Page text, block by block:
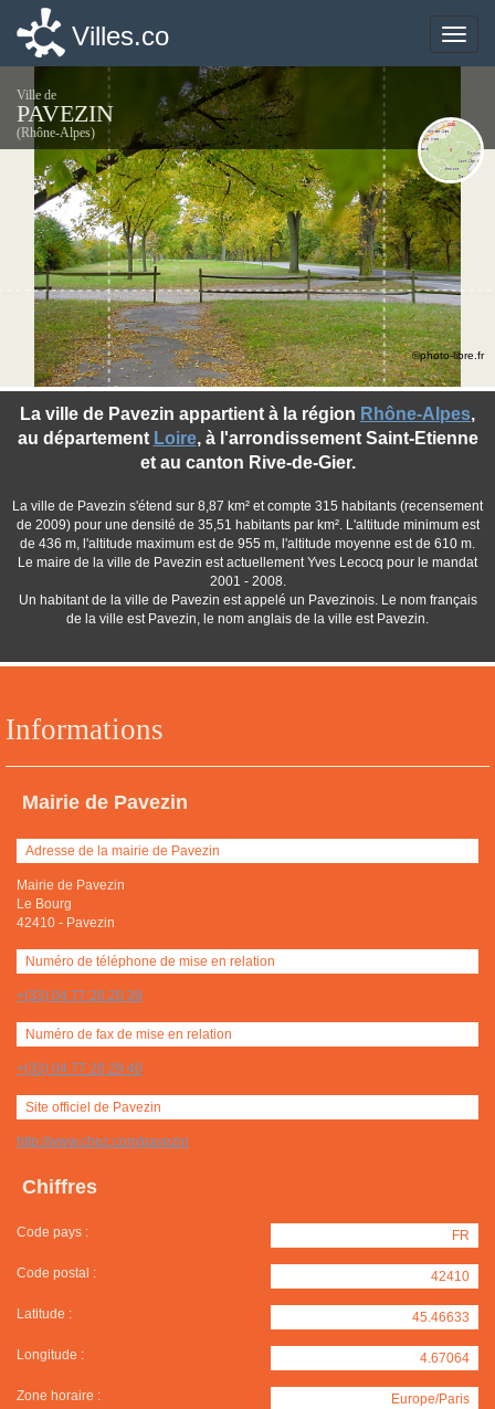
Toggle
Villes.co
Ville de
PAVEZIN
(Rhône-Alpes)
Informations
Mairie de Pavezin
Adresse de la mairie de Pavezin
Mairie de Pavezin
Le Bourg
42410 - Pavezin
Numéro de téléphone de mise en relation
+(33) 04 77 20 20 39
Numéro de fax de mise en relation
+(33) 04 77 20 29 40
Site officiel de Pavezin
http://www.chez.com/pavezin
Chiffres
Code pays : FR
Code postal : 42410
Latitude : 45.46633
Longitude : 4.67064
Zone horaire : Europe/Paris
La ville de Pavezin appartient à la région Rhône-Alpes,
au département Loire, à l'arrondissement Saint-Etienne
et au canton Rive-de-Gier.
La ville de Pavezin s'étend sur 8,87 km² et compte 315 habitants (recensement
de 2009) pour une densité de 35,51 habitants par km². L'altitude minimum est
de 436 m, l'altitude maximum est de 955 m, l'altitude moyenne est de 610 m.
Le maire de la ville de Pavezin est actuellement Yves Lecocq pour le mandat
2001 - 2008.
Un habitant de la ville de Pavezin est appelé un Pavezinois. Le nom français
de la ville est Pavezin, le nom anglais de la ville est Pavezin.
©photo-libre.fr
Toggle
Villes.co